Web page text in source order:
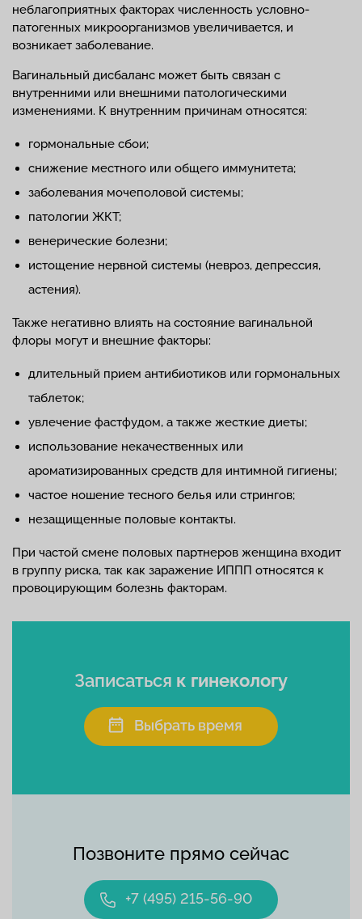
неблагоприятных факторах численность условно-
патогенных микроорганизмов увеличивается, и
возникает заболевание.
Вагинальный дисбаланс может быть связан с
внутренними или внешними патологическими
изменениями. К внутренним причинам относятся:
гормональные сбои;
снижение местного или общего иммунитета;
заболевания мочеполовой системы;
патологии ЖКТ;
венерические болезни;
истощение нервной системы (невроз, депрессия,
астения).
Также негативно влиять на состояние вагинальной
флоры могут и внешние факторы:
длительный прием антибиотиков или гормональных
таблеток;
увлечение фастфудом, а также жесткие диеты;
использование некачественных или
ароматизированных средств для интимной гигиены;
частое ношение тесного белья или стрингов;
незащищенные половые контакты.
При частой смене половых партнеров женщина входит
в группу риска, так как заражение ИППП относятся к
провоцирующим болезнь факторам.
Позвоните прямо сейчас
+7 (495) 215-56-90
Записаться к гинекологу
Выбрать время